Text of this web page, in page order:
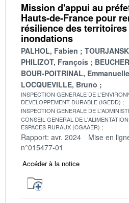
Mission d'appui au
Hauts-de-France pour
résilience des
inondations
PALHOL, Fabien
PHILIZOT, François
BOUR-POITRINAL, Emmanuelle
LOCQUEVILLE, Bruno
INSPECTION GENERALE DE
DEVELOPPEMENT DURABLE (IGEDD)
INSPECTION GENERALE DE
CONSEIL GENERAL DE
ESPACES RURAUX (CGAAER)
Rapport: avr. 2024 Mise en
n°015477-01
Accéder à la notice